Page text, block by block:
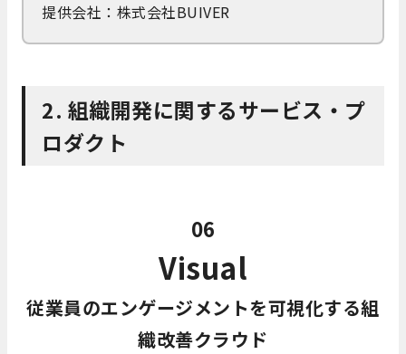
提供会社：株式会社BUIVER
2. 組織開発に関するサービス・プ
ロダクト
06
Visual
従業員のエンゲージメントを可視化する組
織改善クラウド